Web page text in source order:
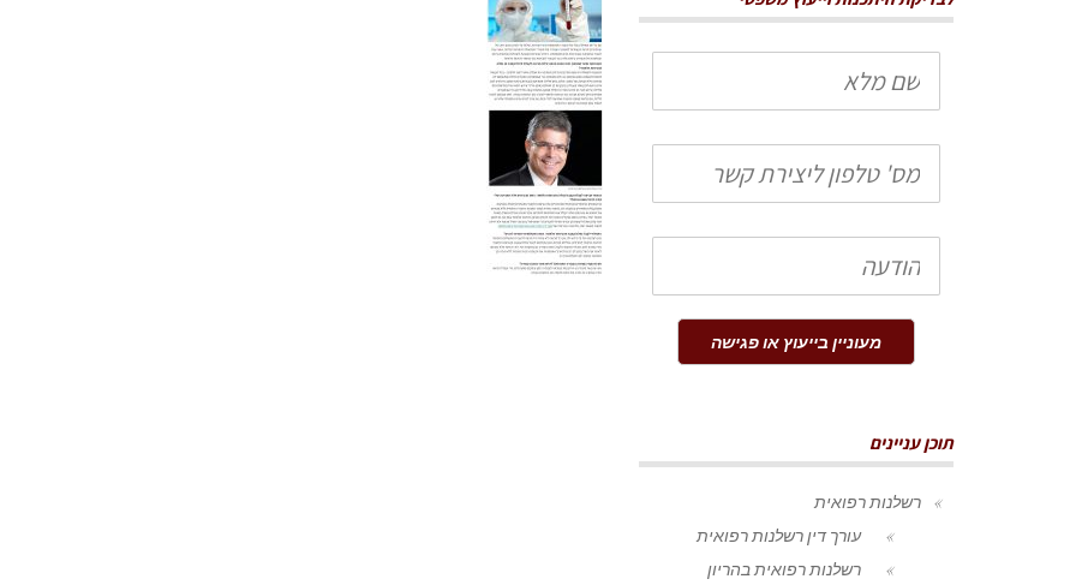
שם
מלא
טלפון
הודעה
מעוניין בייעוץ או פגישה
תוכן עניינים
רשלנות רפואית
עורך דין רשלנות רפואית
רשלנות רפואית בהריון